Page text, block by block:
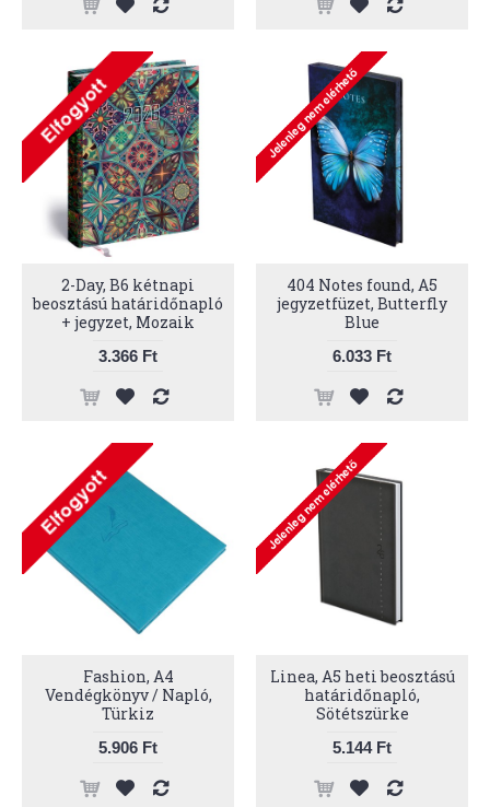
2-Day, B6 kétnapi
beosztású határidőnapló
+ jegyzet, Mozaik
3.366 Ft
404 Notes found, A5
jegyzetfüzet, Butterfly
Blue
6.033 Ft
Fashion, A4
Vendégkönyv / Napló,
Türkiz
5.906 Ft
Linea, A5 heti beosztású
határidőnapló,
Sötétszürke
5.144 Ft